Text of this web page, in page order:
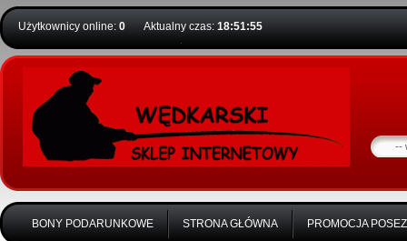
Użytkownicy online: 0 Aktualny czas: 18:51:56
BONY PODARUNKOWE STRONA GŁÓWNA PROMOCJA